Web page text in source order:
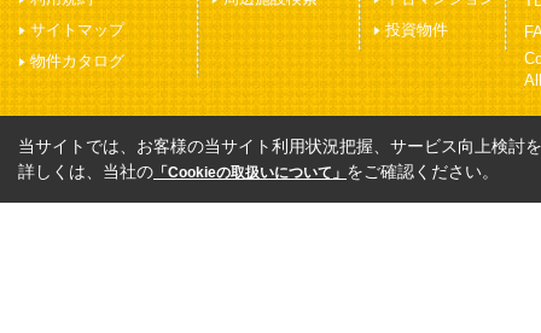
サイトマップ
物件カタログ
投資物件
当サイトでは、お客様の当サイト利用状況把握、サービス向上検討
詳しくは、当社の 「Cookieの取扱いについて」 をご確認ください。